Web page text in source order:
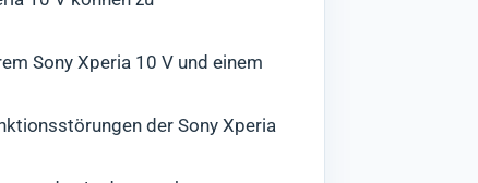
Sony Xperia 10 V und einem
der Sony Xperia